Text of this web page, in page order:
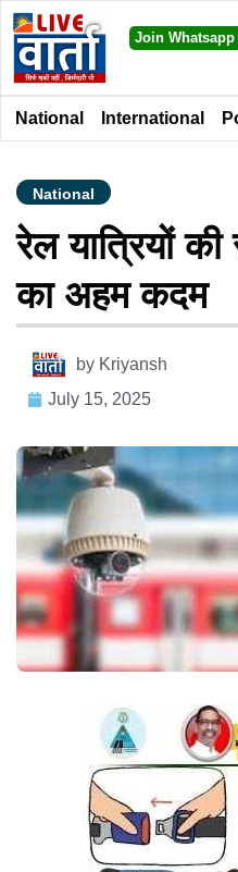
Join Whatsapp
National International
National
रेल यात्रियों
का अहम कदम
by Kriyansh
July 15, 2025